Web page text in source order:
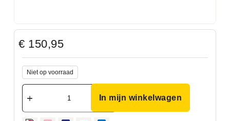
€ 150,95
Niet op voorraad
In mijn winkelwagen